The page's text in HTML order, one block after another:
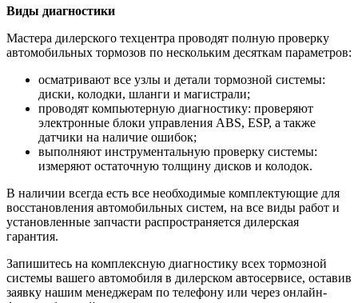
Виды диагностики
Мастера дилерского техцентра проводят полную проверку
автомобильных тормозов по нескольким десяткам параметров:
осматривают все узлы и детали тормозной системы:
диски, колодки, шланги и магистрали;
проводят компьютерную диагностику: проверяют
электронные блоки управления ABS, ESP, а также
датчики на наличие ошибок;
выполняют инструментальную проверку системы:
измеряют остаточную толщину дисков и колодок.
В наличии всегда есть все необходимые комплектующие для
восстановления автомобильных систем, на все виды работ и
установленные запчасти распространяется дилерская
гарантия.
Запишитесь на комплексную диагностику всех тормозной
системы вашего автомобиля в дилерском автосервисе, оставив
заявку нашим менеджерам по телефону или через онлайн-